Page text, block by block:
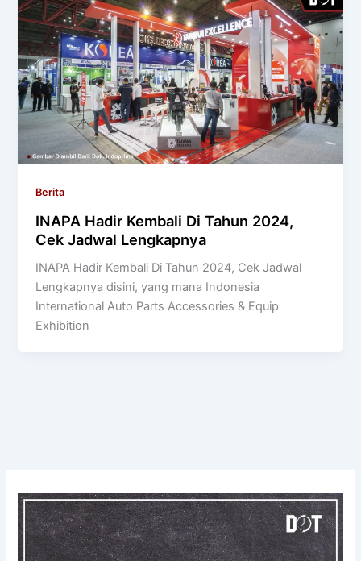
Berita
INAPA Hadir Kembali Di Tahun 2024,
Cek Jadwal Lengkapnya
INAPA Hadir Kembali Di Tahun 2024, Cek Jadwal
Lengkapnya disini, yang mana Indonesia
International Auto Parts Accessories & Equip
Exhibition